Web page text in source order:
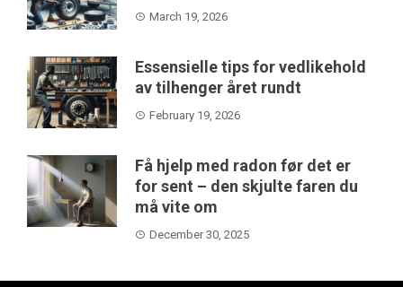
March 19, 2026
Essensielle tips for vedlikehold
av tilhenger året rundt
February 19, 2026
Få hjelp med radon før det er
for sent – den skjulte faren du
må vite om
December 30, 2025